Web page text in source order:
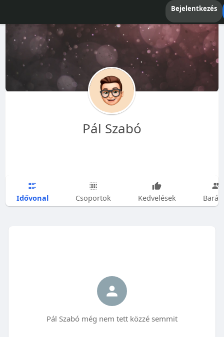
Bejelentkezés
Pál Szabó
Idővonal Csoportok Kedvelések
Pál Szabó még nem tett közzé semmit